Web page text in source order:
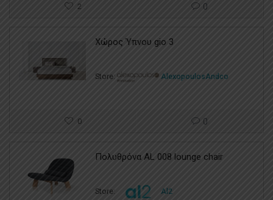
2 0
Χώρος Ύπνου gio 3
Store: AlexopoulosAndco
0 0
Πολυθρόνα AL 008 lounge chair
Store: Al2